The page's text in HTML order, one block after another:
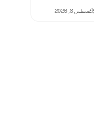
أغسطس 8, 2026